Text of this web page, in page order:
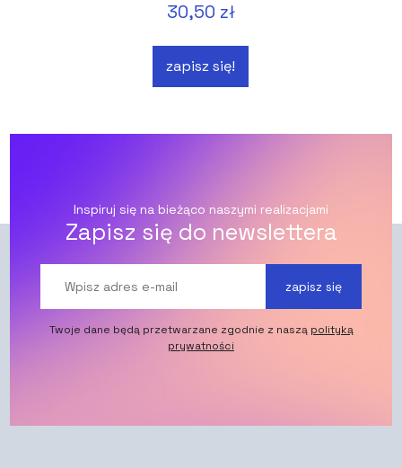
30,50 zł
zapisz się!
Inspiruj się na bieżąco naszymi realizacjami
Zapisz się do newslettera
zapisz się
Twoje dane będą przetwarzane zgodnie z naszą polityką
prywatności